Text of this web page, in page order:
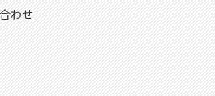
わせ